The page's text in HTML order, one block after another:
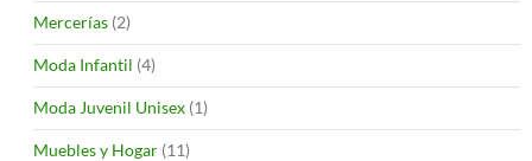
Mercerías (2)
Moda Infantil (4)
Moda Juvenil Unisex (1)
Muebles y Hogar (11)